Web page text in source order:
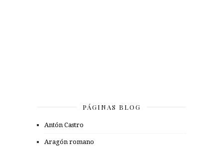
PÁGINAS BLOG
Antón Castro
Aragón romano